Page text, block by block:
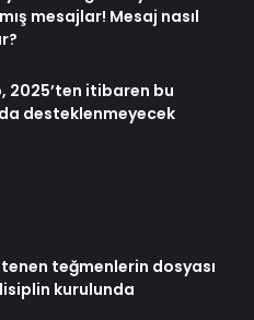
mesajlar! Mesaj nasıl
2025’ten itibaren bu
desteklenmeyecek
teğmenlerin dosyası
kurulunda